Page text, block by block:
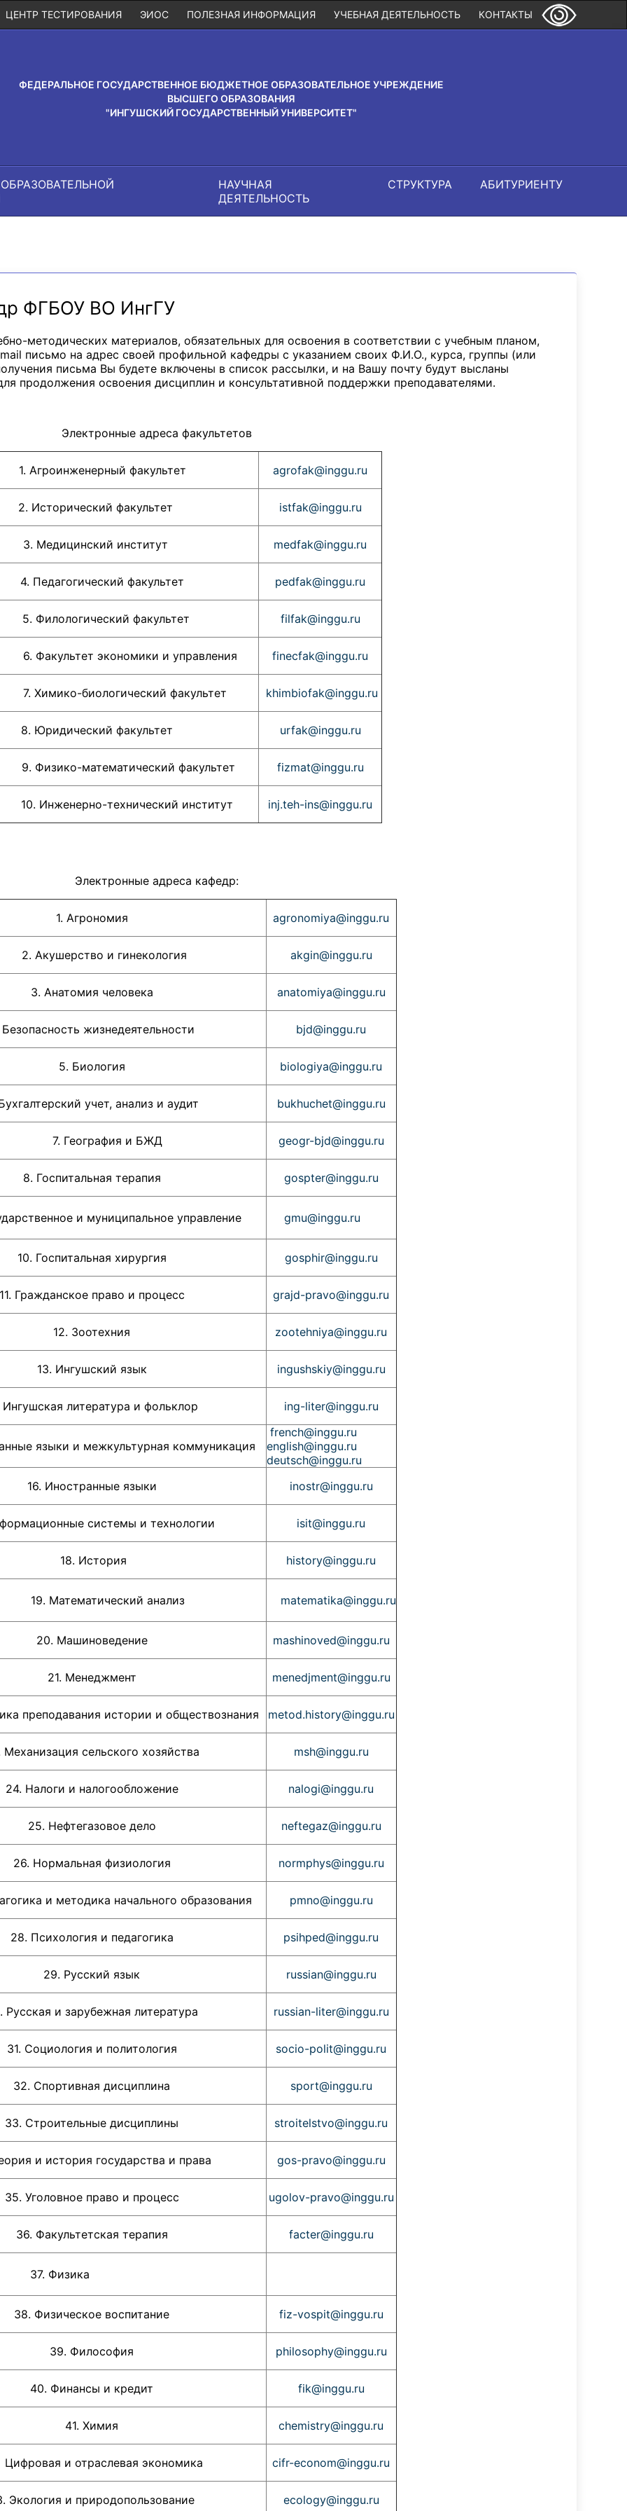
КОНТАКТЫ
УЧЕБНАЯ ДЕЯТЕЛЬНОСТЬ
ПОЛЕЗНАЯ ИНФОРМАЦИЯ
ЭИОС
ЦЕНТР ТЕСТИРОВАНИЯ
ФЕДЕРАЛЬНОЕ ГОСУДАРСТВЕННОЕ БЮДЖЕТНОЕ ОБРАЗОВАТЕЛЬНОЕ УЧРЕЖДЕНИЕ
ВЫСШЕГО ОБРАЗОВАНИЯ
"ИНГУШСКИЙ ГОСУДАРСТВЕННЫЙ УНИВЕРСИТЕТ"
НАУЧНАЯ
ДЕЯТЕЛЬНОСТЬ
СТРУКТУРА АБИТУРИЕНТУ
ФГБОУ ВО ИнгГУ
методических материалов, обязательных для освоения в соответствии с учебным планом,
письмо на адрес своей профильной кафедры с указанием своих Ф.И.О., курса, группы (или
письма Вы будете включены в список рассылки, и на Вашу почту будут высланы
продолжения освоения дисциплин и консультативной поддержки преподавателями.
Электронные адреса факультетов
1. Агроинженерный факультет agrofak@inggu.ru
2. Исторический факультет istfak@inggu.ru
3. Медицинский институт medfak@inggu.ru
4. Педагогический факультет pedfak@inggu.ru
5. Филологический факультет filfak@inggu.ru
экономики и управления finecfak@inggu.ru
биологический факультет khimbiofak@inggu.ru
8. Юридический факультет urfak@inggu.ru
математический факультет fizmat@inggu.ru
технический институт inj.teh-ins@inggu.ru
Электронные адреса кафедр:
1. Агрономия agronomiya@inggu.ru
2. Акушерство и гинекология akgin@inggu.ru
3. Анатомия человека anatomiya@inggu.ru
Безопасность жизнедеятельности bjd@inggu.ru
5. Биология biologiya@inggu.ru
учет, анализ и аудит bukhuchet@inggu.ru
7. География и БЖД geogr-bjd@inggu.ru
8. Госпитальная терапия gospter@inggu.ru
и муниципальное управление gmu@inggu.ru
10. Госпитальная хирургия gosphir@inggu.ru
11. Гражданское право и процесс grajd-pravo@inggu.ru
12. Зоотехния zootehniya@inggu.ru
13. Ингушский язык ingushskiy@inggu.ru
Ингушская литература и фольклор ing-liter@inggu.ru
языки и межкультурная коммуникация
french@inggu.ru
english@inggu.ru
deutsch@inggu.ru
16. Иностранные языки
inostr@inggu.ru
системы и технологии isit@inggu.ru
18. История history@inggu.ru
19. Математический анализ matematika@inggu.ru
20. Машиноведение mashinoved@inggu.ru
21. Менеджмент menedjment@inggu.ru
преподавания истории и обществознания metod.history@inggu.ru
Механизация сельского хозяйства msh@inggu.ru
24. Налоги и налогообложение nalogi@inggu.ru
25. Нефтегазовое дело neftegaz@inggu.ru
26. Нормальная физиология normphys@inggu.ru
и методика начального образования pmno@inggu.ru
28. Психология и педагогика psihped@inggu.ru
29. Русский язык russian@inggu.ru
Русская и зарубежная литература russian-liter@inggu.ru
31. Социология и политология socio-polit@inggu.ru
32. Спортивная дисциплина sport@inggu.ru
33. Строительные дисциплины stroitelstvo@inggu.ru
и история государства и права gos-pravo@inggu.ru
35. Уголовное право и процесс ugolov-pravo@inggu.ru
36. Факультетская терапия facter@inggu.ru
38. Физическое воспитание fiz-vospit@inggu.ru
39. Философия philosophy@inggu.ru
40. Финансы и кредит fik@inggu.ru
41. Химия chemistry@inggu.ru
и отраслевая экономика cifr-econom@inggu.ru
Экология и природопользование ecology@inggu.ru